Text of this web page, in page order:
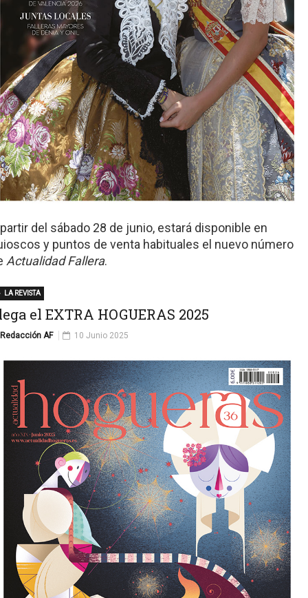
del sábado 28 de junio, estará disponible en
y puntos de venta habituales el nuevo número
Actualidad Fallera.
el EXTRA HOGUERAS 2025
Redacción AF
LA REVISTA
10 Junio 2025